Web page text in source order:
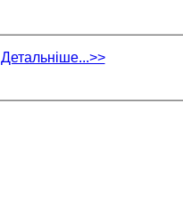
Детальніше...>>